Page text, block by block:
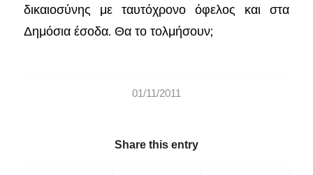
δικαιοσύνης με ταυτόχρονο όφελος και στα
Δημόσια έσοδα. Θα το τολμήσουν;
01/11/2011
Share this entry